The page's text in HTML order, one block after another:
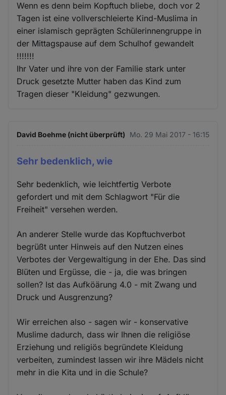
Wenn es denn beim Kopftuch bliebe, doch vor 2
Tagen ist eine vollverschleierte Kind-Muslima in
einer islamisch geprägten Schülerinnengruppe in
der Mittagspause auf dem Schulhof gewandelt
!!!!!!!
Ihr Vater und ihre von der Familie stark unter
Druck gesetzte Mutter haben das Kind zum
Tragen dieser "Kleidung" gezwungen.
David Boehme (nicht überprüft) Mo. 29 Mai 2017 - 16:15
Sehr bedenklich, wie
Sehr bedenklich, wie leichtfertig Verbote
gefordert und mit dem Schlagwort "Für die
Freiheit" versehen werden.
An anderer Stelle wurde das Kopftuchverbot
begrüßt unter Hinweis auf den Nutzen eines
Verbotes der Vergewaltigung in der Ehe. Das sind
Blüten und Ergüsse, die - ja, die was bringen
sollen? Ist das Aufköärung 4.0 - mit Zwang und
Druck und Ausgrenzung?
Wir erreichen also - sagen wir - konservative
Muslime dadurch, dass wir Ihnen die religiöse
Erziehung und religiös begründete Kleidung
verbeiten, zumindest lassen wir ihre Mädels nicht
mehr in die Kita und in die Schule?